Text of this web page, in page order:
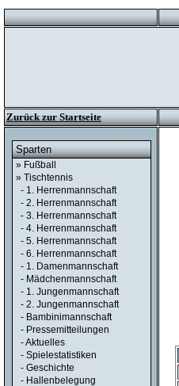
Zurück zur Startseite
Sparten
» Fußball
» Tischtennis
- 1. Herrenmannschaft
- 2. Herrenmannschaft
- 3. Herrenmannschaft
- 4. Herrenmannschaft
- 5. Herrenmannschaft
- 6. Herrenmannschaft
- 1. Damenmannschaft
- Mädchenmannschaft
- 1. Jungenmannschaft
- 2. Jungenmannschaft
- Bambinimannschaft
- Pressemitteilungen
- Aktuelles
- Spielestatistiken
- Geschichte
- Hallenbelegung